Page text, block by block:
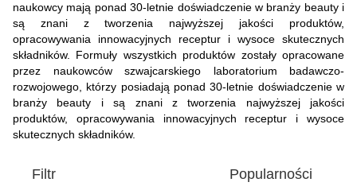
naukowcy mają ponad 30-letnie doświadczenie w branży beauty i
są znani z tworzenia najwyższej jakości produktów,
opracowywania innowacyjnych receptur i wysoce skutecznych
składników. Formuły wszystkich produktów zostały opracowane
przez naukowców szwajcarskiego laboratorium badawczo-
rozwojowego, którzy posiadają ponad 30-letnie doświadczenie w
branży beauty i są znani z tworzenia najwyższej jakości
produktów, opracowywania innowacyjnych receptur i wysoce
skutecznych składników.
Filtr Popularności